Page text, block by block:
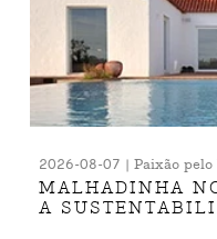
2026-08-07 | Paixão pelo
MALHADINHA
A